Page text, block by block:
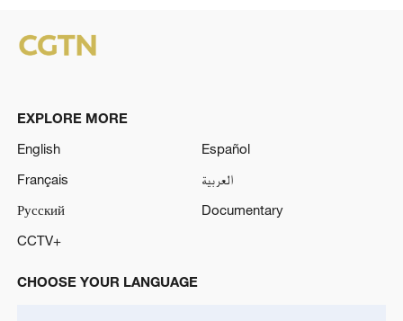
EXPLORE MORE
English
Español
Français
العربية
Русский
Documentary
CCTV+
CHOOSE YOUR LANGUAGE